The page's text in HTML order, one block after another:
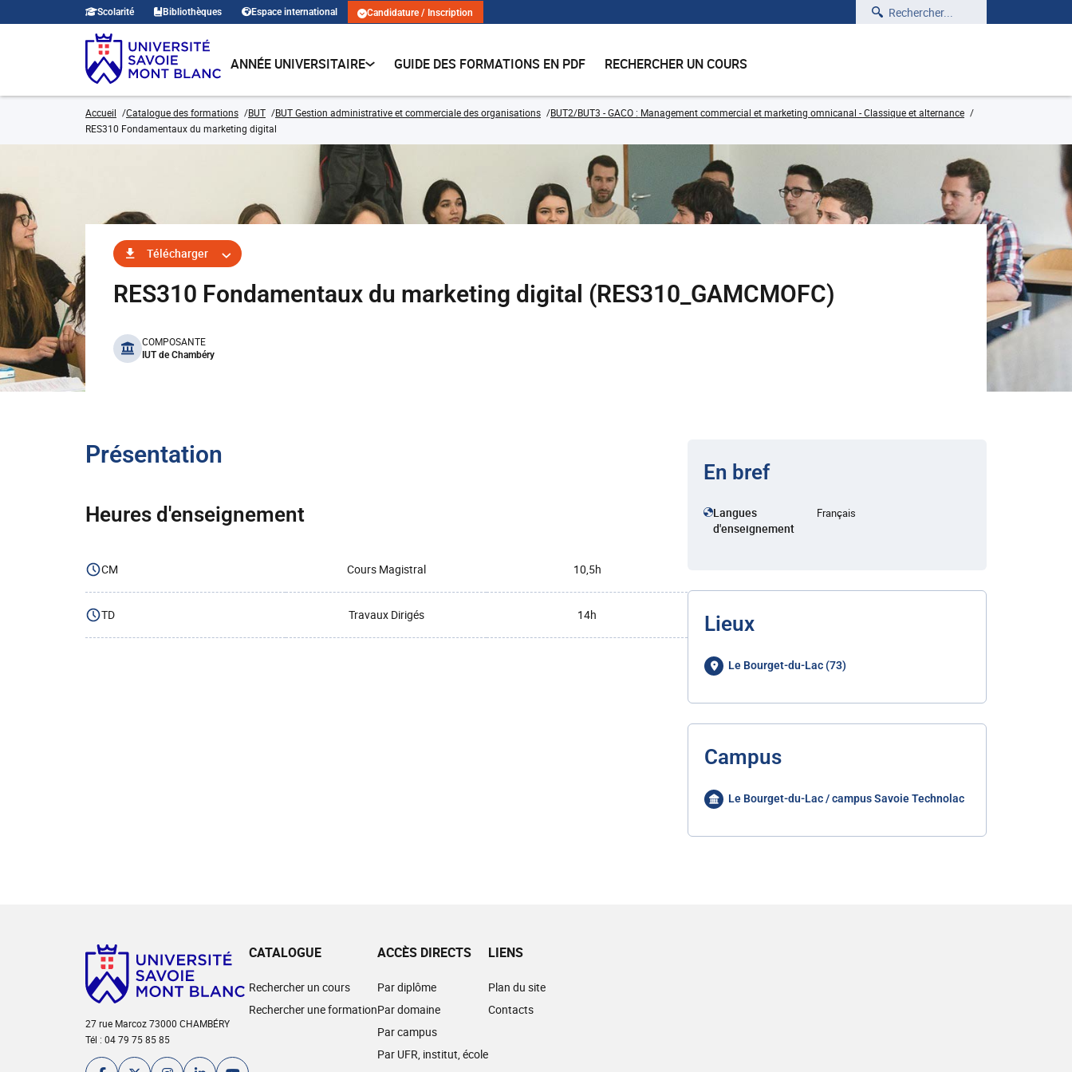
Scolarité Bibliothèques Espace international Candidature / Inscription Rechercher
ANNÉE UNIVERSITAIRE GUIDE DES FORMATIONS EN PDF RECHERCHER UN COURS
Accueil Catalogue des formations BUT BUT Gestion administrative et commerciale des organisations
BUT2/BUT3 - GACO : Management commercial et marketing omnicanal - Classique et alternance
RES310 Fondamentaux du marketing digital
Télécharger
RES310 Fondamentaux du marketing digital (RES310_GAMCMOFC)
benefits
COMPOSANTE
IUT de Chambéry
Présentation
Heures d'enseignement
CM Cours Magistral 10,5h
TD Travaux Dirigés 14h
En bref
Langues
d'enseignement
Français
Lieux
Le Bourget-du-Lac (73)
Campus
Le Bourget-du-Lac / campus Savoie Technolac
27 rue Marcoz 73000 CHAMBÉRY
Tél : 04 79 75 85 85
CATALOGUE
Rechercher un cours
Rechercher une formation
ACCÈS DIRECTS
Par diplôme
Par domaine
Par campus
Par UFR, institut, école
LIENS
Plan du site
Contacts